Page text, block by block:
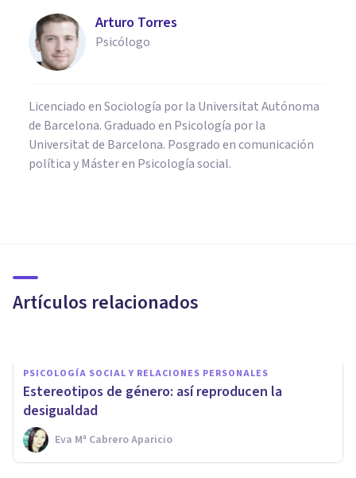
Arturo Torres
Psicólogo
Licenciado en Sociología por la Universitat Autónoma
de Barcelona. Graduado en Psicología por la
Universitat de Barcelona. Posgrado en comunicación
política y Máster en Psicología social.
Artículos relacionados
Margaret Mead
PSICOLOGÍA SOCIAL Y RELACIONES PERSONALES
Estereotipos de género: así reproducen la
desigualdad
Eva Mª Cabrero Aparicio